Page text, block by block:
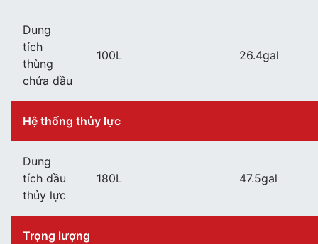
Dung
tích
thùng
chứa dầu
100L 26.4gal
Hệ thống thủy lực
Dung
tích dầu
thủy lực
180L 47.5gal
Trọng lượng